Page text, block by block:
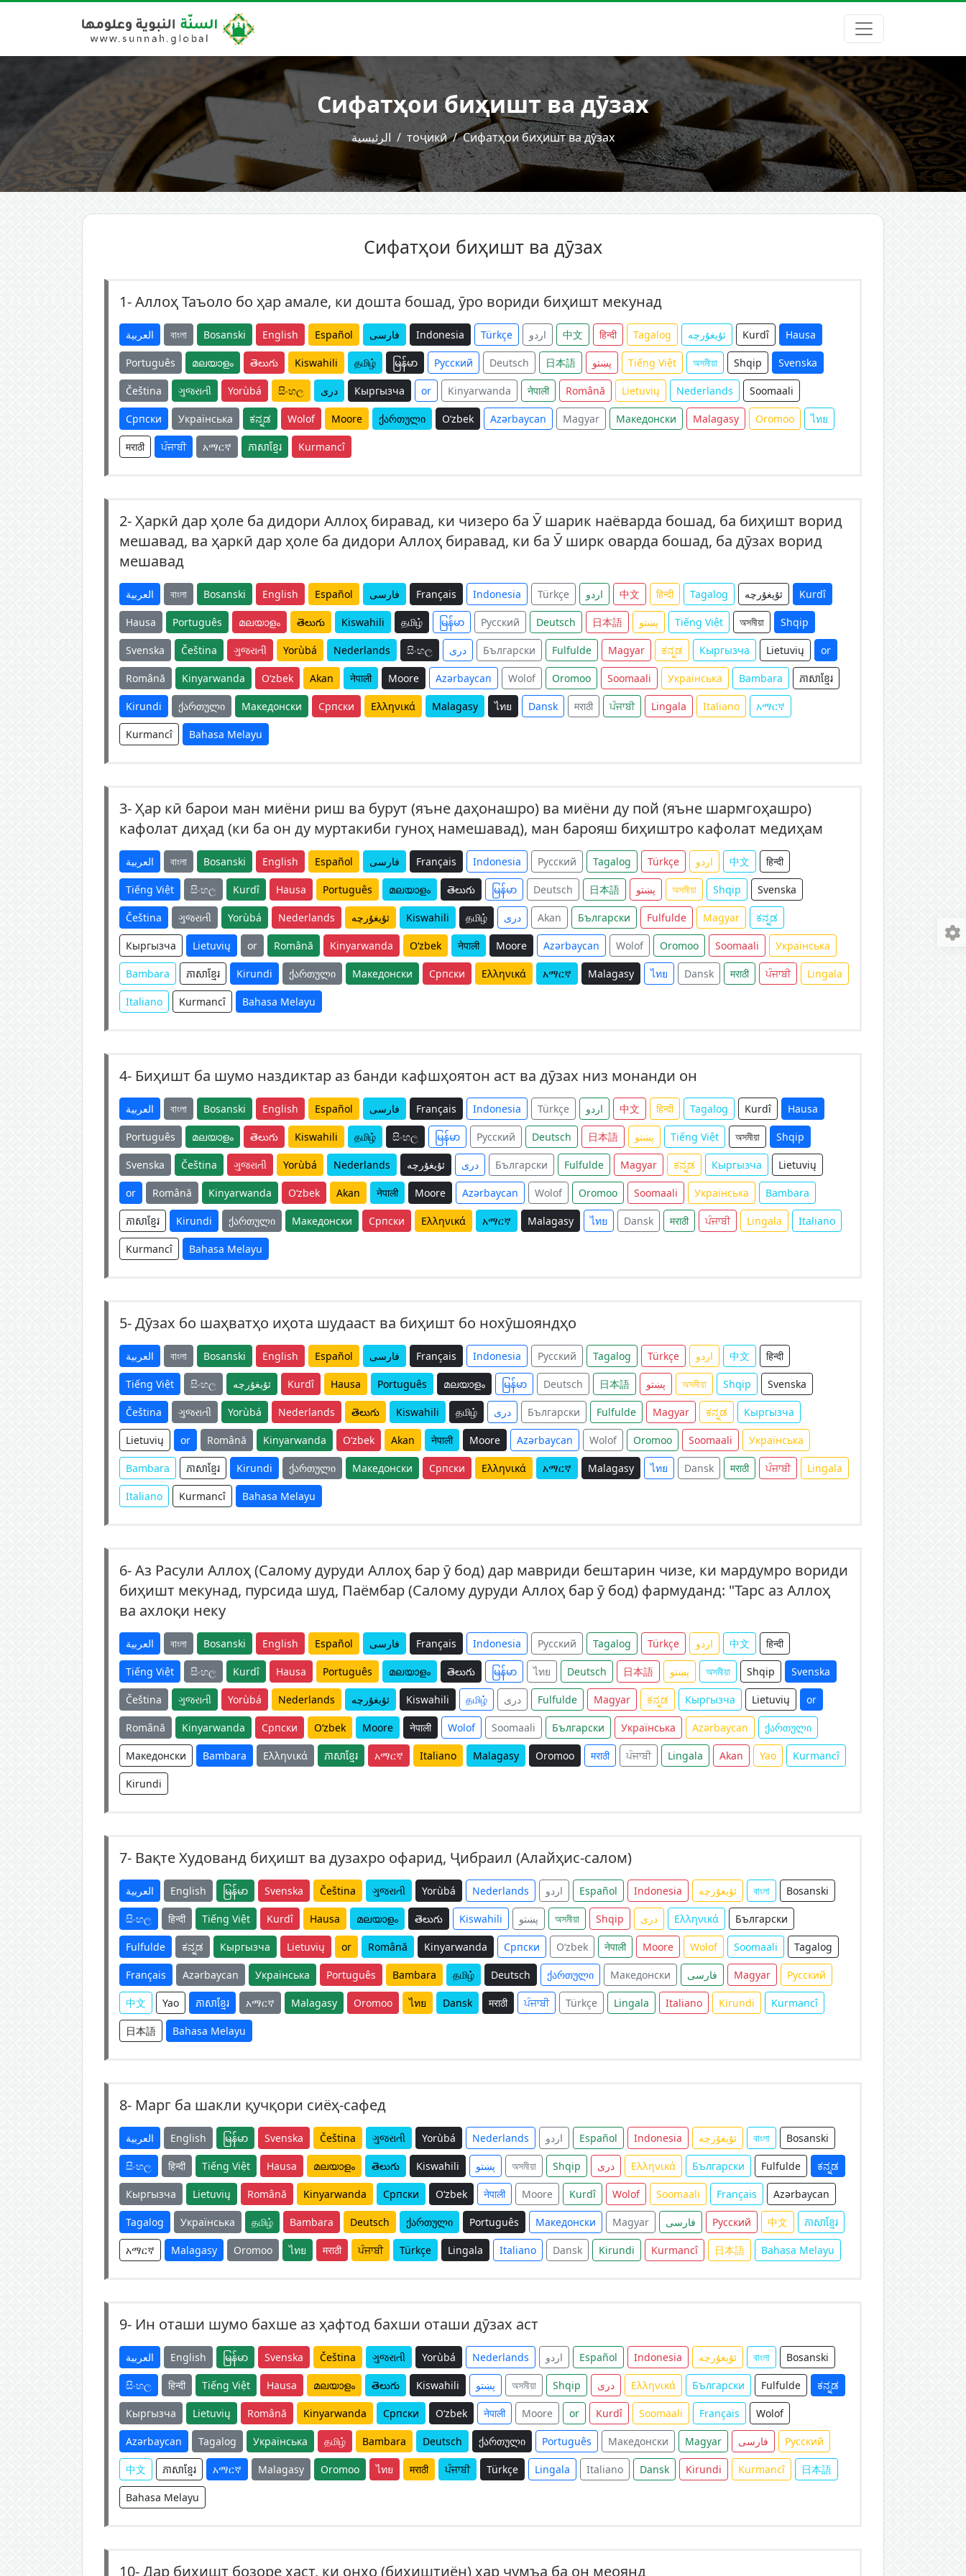
Сифатҳои биҳишт ва дӯзах
الرئيسية тоҷикӣ Сифатҳои биҳишт ва дӯзах
Сифатҳои биҳишт ва дӯзах
1-Аллоҳ Таъоло бо ҳар амале, ки дошта бошад, ӯро вориди биҳишт мекунад
العربية বাংলা Bosanski English Español فارسی Indonesia Türkçe اردو 中文 हिन्दी Tagalog ئۇيغۇرچە Kurdî Hausa
Português മലയാളം తెలుగు Kiswahili தமிழ் မြန်မာ Русский Deutsch 日本語 پښتو Tiếng Việt অসমীয়া Shqip Svenska
Čeština ગુજરાતી Yorùbá සිංහල دری Кыргызча or Kinyarwanda नेपाली Română Lietuvių Nederlands Soomaali
Српски Українська ಕನ್ನಡ Wolof Moore ქართული O‘zbek Azərbaycan Magyar Македонски Malagasy Oromoo ไทย
मराठी ਪੰਜਾਬੀ አማርኛ ភាសាខ្មែរ Kurmancî
2-Ҳаркӣ дар ҳоле ба дидори Аллоҳ биравад, ки чизеро ба Ӯ шарик наёварда бошад, ба биҳишт ворид
мешавад, ва ҳаркӣ дар ҳоле ба дидори Аллоҳ биравад, ки ба Ӯ ширк оварда бошад, ба дӯзах ворид
мешавад
العربية বাংলা Bosanski English Español فارسی Français Indonesia Türkçe اردو 中文 हिन्दी Tagalog ئۇيغۇرچە Kurdî
Hausa Português മലയാളം తెలుగు Kiswahili தமிழ் မြန်မာ Русский Deutsch 日本語 پښتو Tiếng Việt অসমীয়া Shqip
Svenska Čeština ગુજરાતી Yorùbá Nederlands සිංහල دری Български Fulfulde Magyar ಕನ್ನಡ Кыргызча Lietuvių or
Română Kinyarwanda O‘zbek Akan नेपाली Moore Azərbaycan Wolof Oromoo Soomaali Українська Bambara ភាសាខ្មែរ
Kirundi ქართული Македонски Српски Ελληνικά Malagasy ไทย Dansk मराठी ਪੰਜਾਬੀ Lingala Italiano አማርኛ
Kurmancî Bahasa Melayu
3-Ҳар кӣ барои ман миёни риш ва бурут (яъне даҳонашро) ва миёни ду пой (яъне шармгоҳашро)
кафолат диҳад (ки ба он ду муртакиби гуноҳ намешавад), ман барояш биҳиштро кафолат медиҳам
العربية বাংলা Bosanski English Español فارسی Français Indonesia Русский Tagalog Türkçe اردو 中文 हिन्दी
Tiếng Việt සිංහල Kurdî Hausa Português മലയാളം తెలుగు မြန်မာ Deutsch 日本語 پښتو অসমীয়া Shqip Svenska
Čeština ગુજરાતી Yorùbá Nederlands ئۇيغۇرچە Kiswahili தமிழ் دری Akan Български Fulfulde Magyar ಕನ್ನಡ
Кыргызча Lietuvių or Română Kinyarwanda O‘zbek नेपाली Moore Azərbaycan Wolof Oromoo Soomaali Українська
Bambara ភាសាខ្មែរ Kirundi ქართული Македонски Српски Ελληνικά አማርኛ Malagasy ไทย Dansk मराठी ਪੰਜਾਬੀ Lingala
Italiano Kurmancî Bahasa Melayu
4- Биҳишт ба шумо наздиктар аз банди кафшҳоятон аст ва дӯзах низ монанди он
العربية বাংলা Bosanski English Español فارسی Français Indonesia Türkçe اردو 中文 हिन्दी Tagalog Kurdî Hausa
Português മലയാളം తెలుగు Kiswahili தமிழ் සිංහල မြန်မာ Русский Deutsch 日本語 پښتو Tiếng Việt অসমীয়া Shqip
Svenska Čeština ગુજરાતી Yorùbá Nederlands ئۇيغۇرچە دری Български Fulfulde Magyar ಕನ್ನಡ Кыргызча Lietuvių
or Română Kinyarwanda O‘zbek Akan नेपाली Moore Azərbaycan Wolof Oromoo Soomaali Українська Bambara
ភាសាខ្មែរ Kirundi ქართული Македонски Српски Ελληνικά አማርኛ Malagasy ไทย Dansk मराठी ਪੰਜਾਬੀ Lingala Italiano
Kurmancî Bahasa Melayu
5-Дӯзах бо шаҳватҳо иҳота шудааст ва биҳишт бо нохӯшояндҳо
العربية বাংলা Bosanski English Español فارسی Français Indonesia Русский Tagalog Türkçe اردو 中文 हिन्दी
Tiếng Việt සිංහල ئۇيغۇرچە Kurdî Hausa Português മലയാളം မြန်မာ Deutsch 日本語 پښتو অসমীয়া Shqip Svenska
Čeština ગુજરાતી Yorùbá Nederlands తెలుగు Kiswahili தமிழ் دری Български Fulfulde Magyar ಕನ್ನಡ Кыргызча
Lietuvių or Română Kinyarwanda O‘zbek Akan नेपाली Moore Azərbaycan Wolof Oromoo Soomaali Українська
Bambara ភាសាខ្មែរ Kirundi ქართული Македонски Српски Ελληνικά አማርኛ Malagasy ไทย Dansk मराठी ਪੰਜਾਬੀ Lingala
Italiano Kurmancî Bahasa Melayu
6-Аз Расули Аллоҳ (Салому дуруди Аллоҳ бар ӯ бод) дар мавриди бештарин чизе, ки мардумро вориди
биҳишт мекунад, пурсида шуд, Паёмбар (Салому дуруди Аллоҳ бар ӯ бод) фармуданд: "Тарс аз Аллоҳ
ва ахлоқи неку
العربية বাংলা Bosanski English Español فارسی Français Indonesia Русский Tagalog Türkçe اردو 中文 हिन्दी
Tiếng Việt සිංහල Kurdî Hausa Português മലയാളം తెలుగు မြန်မာ ไทย Deutsch 日本語 پښتو অসমীয়া Shqip Svenska
Čeština ગુજરાતી Yorùbá Nederlands ئۇيغۇرچە Kiswahili தமிழ் دری Fulfulde Magyar ಕನ್ನಡ Кыргызча Lietuvių or
Română Kinyarwanda Српски O‘zbek Moore नेपाली Wolof Soomaali Български Українська Azərbaycan ქართული
Македонски Bambara Ελληνικά ភាសាខ្មែរ አማርኛ Italiano Malagasy Oromoo मराठी ਪੰਜਾਬੀ Lingala Akan Yao Kurmancî
Kirundi
7- Вақте Худованд биҳишт ва дузахро офарид, Ҷибраил (Алайҳис-салом)
العربية English မြန်မာ Svenska Čeština ગુજરાતી Yorùbá Nederlands اردو Español Indonesia ئۇيغۇرچە বাংলা Bosanski
සිංහල हिन्दी Tiếng Việt Kurdî Hausa മലയാളം తెలుగు Kiswahili پښتو অসমীয়া Shqip دری Ελληνικά Български
Fulfulde ಕನ್ನಡ Кыргызча Lietuvių or Română Kinyarwanda Српски O‘zbek नेपाली Moore Wolof Soomaali Tagalog
Français Azərbaycan Українська Português Bambara தமிழ் Deutsch ქართული Македонски فارسی Magyar Русский
中文 Yao ភាសាខ្មែរ አማርኛ Malagasy Oromoo ไทย Dansk मराठी ਪੰਜਾਬੀ Türkçe Lingala Italiano Kirundi Kurmancî
日本語 Bahasa Melayu
8- Марг ба шакли қучқори сиёҳ-сафед
العربية English မြန်မာ Svenska Čeština ગુજરાતી Yorùbá Nederlands اردو Español Indonesia ئۇيغۇرچە বাংলা Bosanski
සිංහල हिन्दी Tiếng Việt Hausa മലയാളം తెలుగు Kiswahili پښتو অসমীয়া Shqip دری Ελληνικά Български Fulfulde ಕನ್ನಡ
Кыргызча Lietuvių Română Kinyarwanda Српски O‘zbek नेपाली Moore Kurdî Wolof Soomaali Français Azərbaycan
Tagalog Українська தமிழ் Bambara Deutsch ქართული Português Македонски Magyar فارسی Русский 中文 ភាសាខ្មែរ
አማርኛ Malagasy Oromoo ไทย मराठी ਪੰਜਾਬੀ Türkçe Lingala Italiano Dansk Kirundi Kurmancî 日本語 Bahasa Melayu
9- Ин оташи шумо бахше аз ҳафтод бахши оташи дӯзах аст
العربية English မြန်မာ Svenska Čeština ગુજરાતી Yorùbá Nederlands اردو Español Indonesia ئۇيغۇرچە বাংলা Bosanski
සිංහල हिन्दी Tiếng Việt Hausa മലയാളം తెలుగు Kiswahili پښتو অসমীয়া Shqip دری Ελληνικά Български Fulfulde ಕನ್ನಡ
Кыргызча Lietuvių Română Kinyarwanda Српски O‘zbek नेपाली Moore or Kurdî Soomaali Français Wolof
Azərbaycan Tagalog Українська தமிழ் Bambara Deutsch ქართული Português Македонски Magyar فارسی Русский
中文 ភាសាខ្មែរ አማርኛ Malagasy Oromoo ไทย मराठी ਪੰਜਾਬੀ Türkçe Lingala Italiano Dansk Kirundi Kurmancî 日本語
Bahasa Melayu
10-Дар биҳишт бозоре ҳаст, ки онҳо (биҳиштиён) ҳар ҷумъа ба он меоянд